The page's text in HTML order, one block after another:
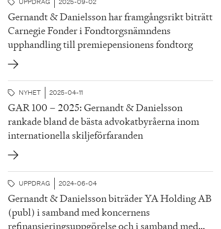
skiljedomsrätt med syftet att öka expertisen och...
Gernandt & Danielsson har framgångsrikt biträtt
Carnegie Fonder i Fondtorgsnämndens
upphandling till premiepensionens fondtorg
NYHET 2025-04-11
GAR 100 – 2025: Gernandt & Danielsson
rankade bland de bästa advokatbyråerna inom
internationella skiljeförfaranden
UPPDRAG 2024-06-04
Gernandt & Danielsson biträder YA Holding AB
(publ) i samband med koncernens
refinansieringsuppgörelse och i samband med